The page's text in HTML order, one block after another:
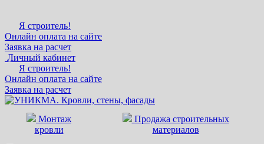
Я строитель!
Онлайн оплата на сайте
Заявка на расчет
Личный кабинет
Я строитель!
Онлайн оплата на сайте
Заявка на расчет
Монтаж
кровли
Продажа строительных
материалов